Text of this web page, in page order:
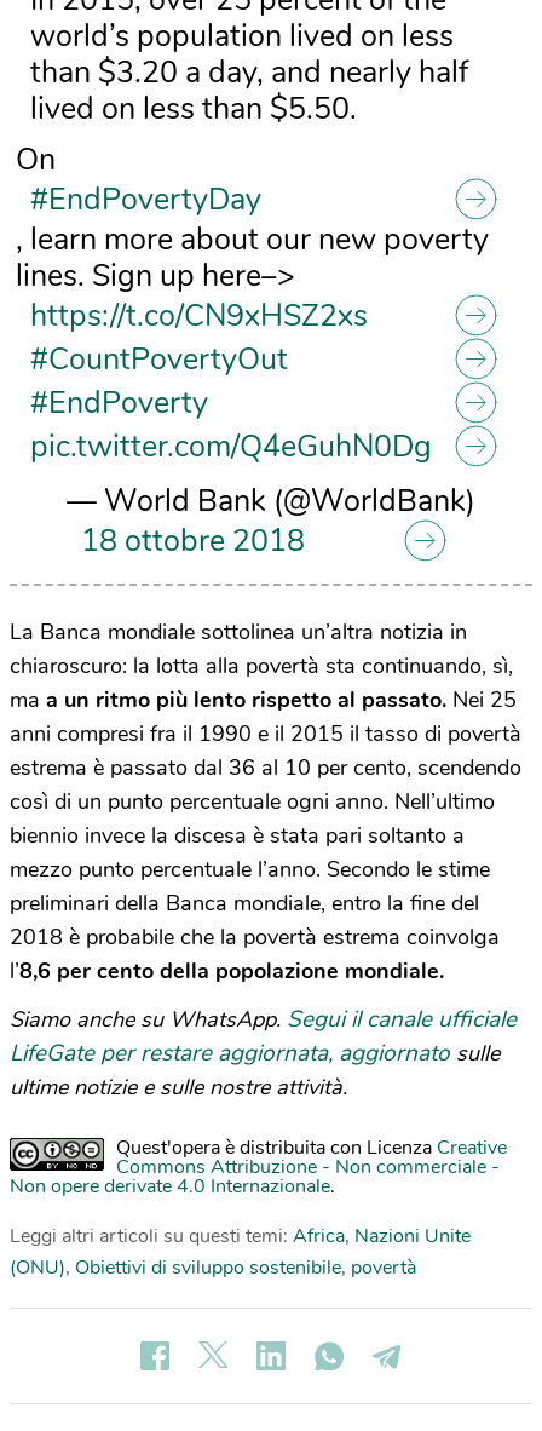
world’s population lived on less
than $3.20 a day, and nearly half
lived on less than $5.50.
On
#EndPovertyDay
, learn more about our new poverty
lines. Sign up here–>
https://t.co/CN9xHSZ2xs
#CountPovertyOut
#EndPoverty
pic.twitter.com/Q4eGuhN0Dg
— World Bank (@WorldBank)
18 ottobre 2018
La Banca mondiale sottolinea un’altra notizia in
chiaroscuro: la lotta alla povertà sta continuando, sì,
ma a un ritmo più lento rispetto al passato. Nei 25
anni compresi fra il 1990 e il 2015 il tasso di povertà
estrema è passato dal 36 al 10 per cento, scendendo
così di un punto percentuale ogni anno. Nell’ultimo
biennio invece la discesa è stata pari soltanto a
mezzo punto percentuale l’anno. Secondo le stime
preliminari della Banca mondiale, entro la fine del
2018 è probabile che la povertà estrema coinvolga
l’8,6 per cento della popolazione mondiale.
Siamo anche su WhatsApp. Segui il canale ufficiale
LifeGate per restare aggiornata, aggiornato sulle
ultime notizie e sulle nostre attività.
Quest'opera è distribuita con Licenza Creative
Commons Attribuzione - Non commerciale -
Non opere derivate 4.0 Internazionale.
Leggi altri articoli su questi temi: Africa, Nazioni Unite
(ONU), Obiettivi di sviluppo sostenibile, povertà